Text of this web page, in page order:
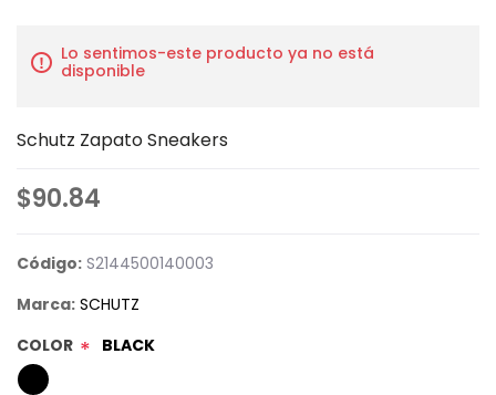
Lo sentimos-este producto ya no está
disponible
Schutz Zapato Sneakers
$90.84
Código: S2144500140003
Marca: SCHUTZ
COLOR * BLACK